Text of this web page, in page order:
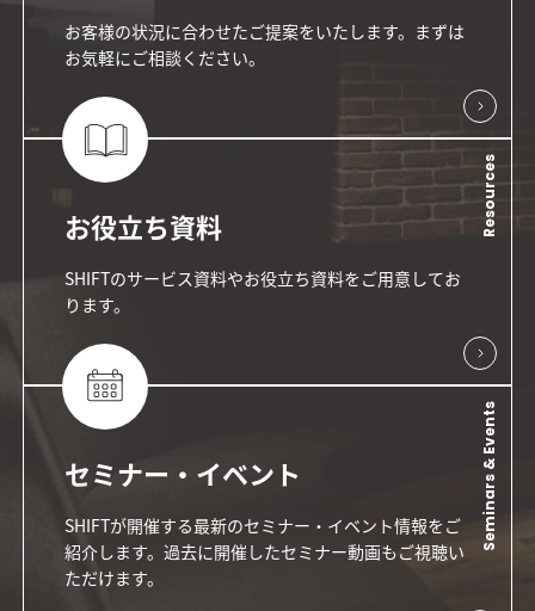
お客様の状況に合わせたご提案をいたします。まずは
お気軽にご相談ください。
お役立ち資料
SHIFTのサービス資料やお役立ち資料をご用意してお
ります。
Resources
セミナー・イベント
SHIFTが開催する最新のセミナー・イベント情報をご
紹介します。過去に開催したセミナー動画もご視聴い
ただけます。
Seminars & Events